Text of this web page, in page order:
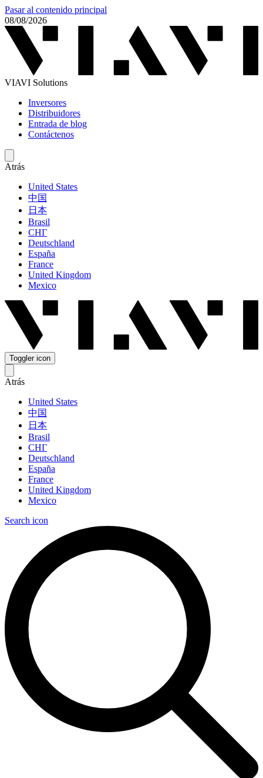
Pasar al contenido principal
08/08/2026
VIAVI Solutions
Inversores
Distribuidores
Entrada de blog
Contáctenos
Atrás
United States
中国
日本
Brasil
СНГ
Deutschland
España
France
United Kingdom
Mexico
Toggler icon
Atrás
United States
中国
日本
Brasil
СНГ
Deutschland
España
France
United Kingdom
Mexico
Search icon